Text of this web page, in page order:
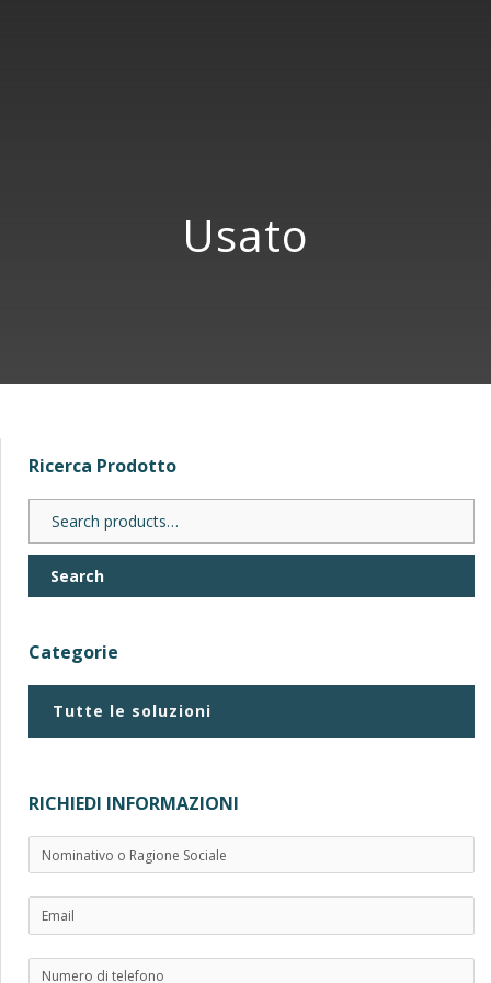
Usato
Ricerca Prodotto
Search
for:
Search
Categorie
Tutte le soluzioni
RICHIEDI INFORMAZIONI